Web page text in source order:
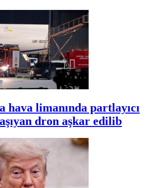
hava limanında partlayıcı
dron aşkar edilib